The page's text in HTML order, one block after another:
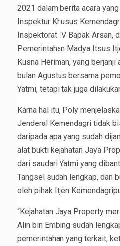
2021 dalam berita acara
Inspektur Khusus
Inspektorat IV Bapak Arsan,
Pemerintahan Madya Itsus
Kusna Heriman, yang berjanji
bulan Agustus bersama
Yatmi, tetapi tak juga
Karna hal itu, Poly
Jenderal Kemendagri tidak
daripada apa yang sudah
alat bukti kejahatan Jaya
dari saudari Yatmi yang
Tangsel sudah lengkap, dan
oleh pihak Itjen
“Kejahatan Jaya Property
Alin bin Embing sudah
pemerintahan yang terkait,